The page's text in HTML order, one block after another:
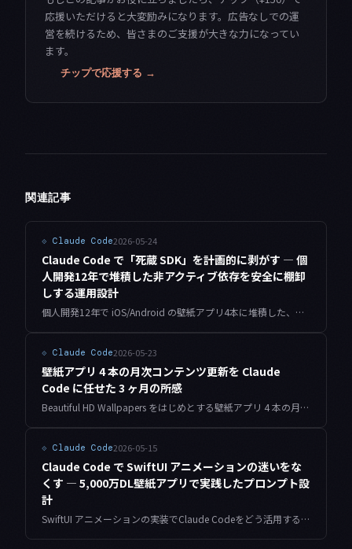
応援いただけると大変励みになります。広告なしでの運
営を続けるため、皆さまのご支援が大きな力になってい
ます。
チップで応援する →
関連記事
⟐ Claude Code2026-05-24
Claude Code で「死蔵 SDK」を計画的に剥がす — 個
人開発12年で堆積した非アクティブ依存を安全に棚卸
しする運用設計
個人開発12年で iOS/Android の壁紙アプリ4本に堆積した、もう誰も使っていないのに依存だけ残り続けている SDK — それを Claude Code で安全に棚卸しして剥離するパイプラインを、実コードと数値付きで共有します。
⟐ Claude Code2026-05-23
壁紙アプリ 4 本の月次コンテンツ更新を Claude
Code に任せた 3 ヶ月の所感
Beautiful HD Wallpapers をはじめとする壁紙アプリ 4 本の月次コンテンツ更新を、2026 年 2 月から Claude Code に任せ始めました。新しい壁紙の追加・カテゴリ分類・メタデータ更新を 3 ヶ月続けてみて気づいた、AI に任せられる範囲と、自分の手を残しておきたい範囲の境界について書きます。
⟐ Claude Code2026-05-15
Claude Code で SwiftUI アニメーションの迷いをな
くす — 5,000万DL壁紙アプリで実践したプロンプト設
計
SwiftUI アニメーションの実装でClaude Codeをどう活用するか。Beautiful HD Wallpapers（累計5,000万DL超）の開発現場で実際に使ったプロンプトパターンと、Before/Afterコード例を具体的に紹介します。